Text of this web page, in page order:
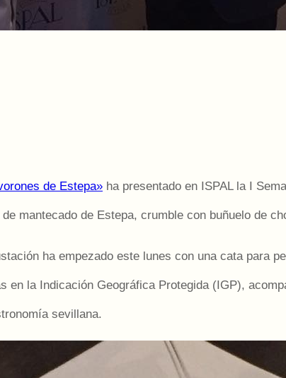
de Estepa» ha presentado en ISPAL la I
mantecado de Estepa, crumble con buñuelo de
ha empezado este lunes con una cata para
en la Indicación Geográfica Protegida (IGP),
sevillana.